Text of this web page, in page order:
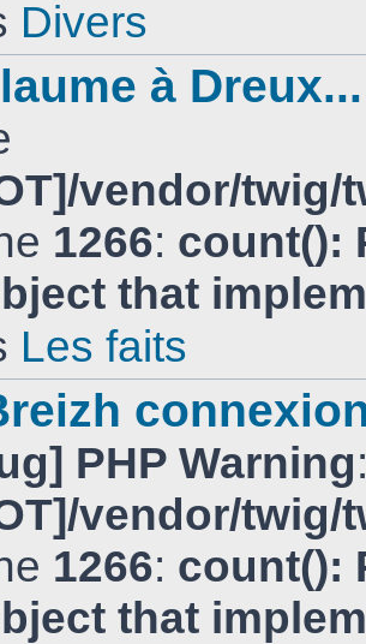
Divers
à Dreux...
vendor/
1266: count():
that
Les faits
PHP Warning
vendor/
1266: count():
that